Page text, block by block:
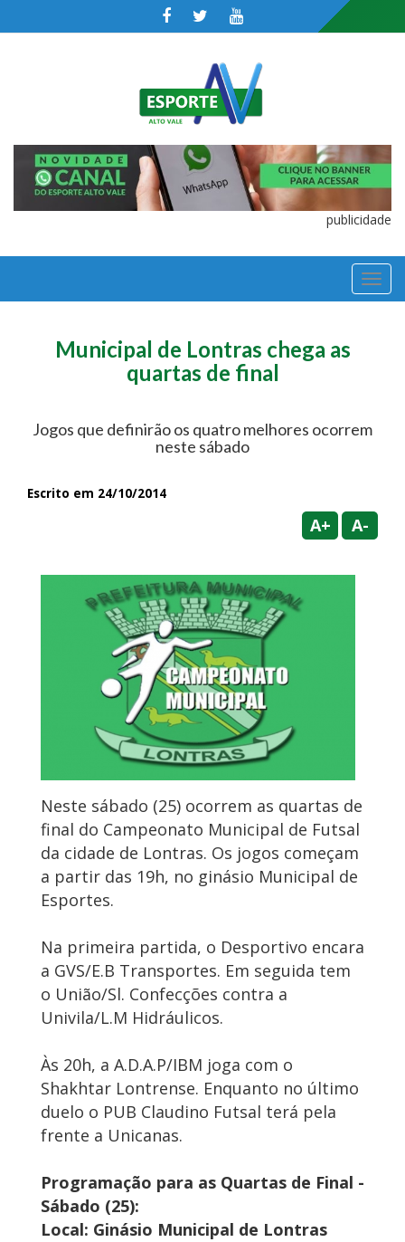
publicidade
Municipal de Lontras chega as
quartas de final
Jogos que definirão os quatro melhores ocorrem
neste sábado
Escrito em 24/10/2014
A+ A-
Neste sábado (25) ocorrem as quartas de
final do Campeonato Municipal de Futsal
da cidade de Lontras. Os jogos começam
a partir das 19h, no ginásio Municipal de
Esportes.
Na primeira partida, o Desportivo encara
a GVS/E.B Transportes. Em seguida tem
o União/Sl. Confecções contra a
Univila/L.M Hidráulicos.
Às 20h, a A.D.A.P/IBM joga com o
Shakhtar Lontrense. Enquanto no último
duelo o PUB Claudino Futsal terá pela
frente a Unicanas.
Programação para as Quartas de Final -
Sábado (25):
Local: Ginásio Municipal de Lontras